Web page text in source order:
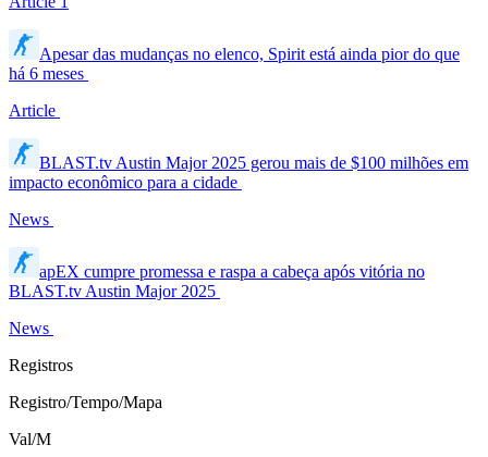
Apesar das mudanças no elenco, Spirit está ainda pior do que
há 6 meses
Article
BLAST.tv Austin Major 2025 gerou mais de $100 milhões em
impacto econômico para a cidade
News
apEX cumpre promessa e raspa a cabeça após vitória no
BLAST.tv Austin Major 2025
News
Registros
Registro/Tempo/Mapa
Val/M